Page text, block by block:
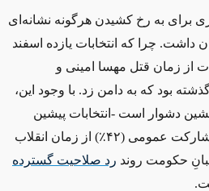
برای به رخ کشیدن هرگونه نشانه‌ای
داشت. چرا که انتخابات یازده اسفند
از زمان قتل مهسا امینی و
بود که به دامن زد. با وجود این،
دشوار است -انتخابات پیشین
مجلس با پایین‌ترین میزان مشارکت عمومی (۴۲٪) از زمان انقلاب
رد صلاحیت‌ گسترده